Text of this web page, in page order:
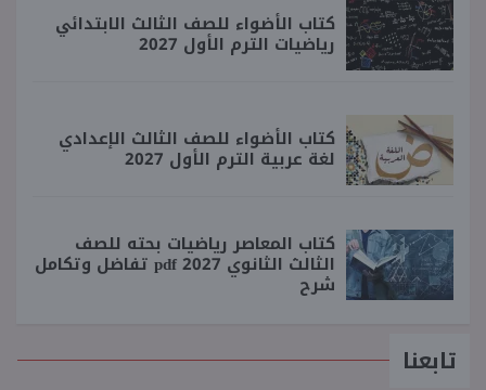
كتاب الأضواء للصف الثالث الابتدائي
رياضيات الترم الأول 2027
كتاب الأضواء للصف الثالث الإعدادي
لغة عربية الترم الأول 2027
كتاب المعاصر رياضيات بحته للصف
الثالث الثانوي 2027 pdf تفاضل وتكامل
شرح
تابعنا